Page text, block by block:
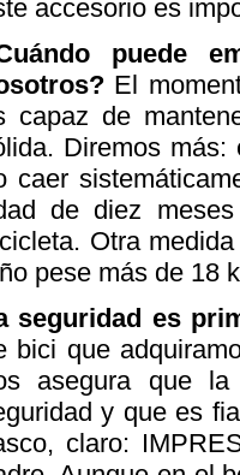
accesorio es
puede
El
capaz de
Diremos
caer
de diez
Otra
pese más de 18
seguridad es
bici que
asegura que
y que es
claro: